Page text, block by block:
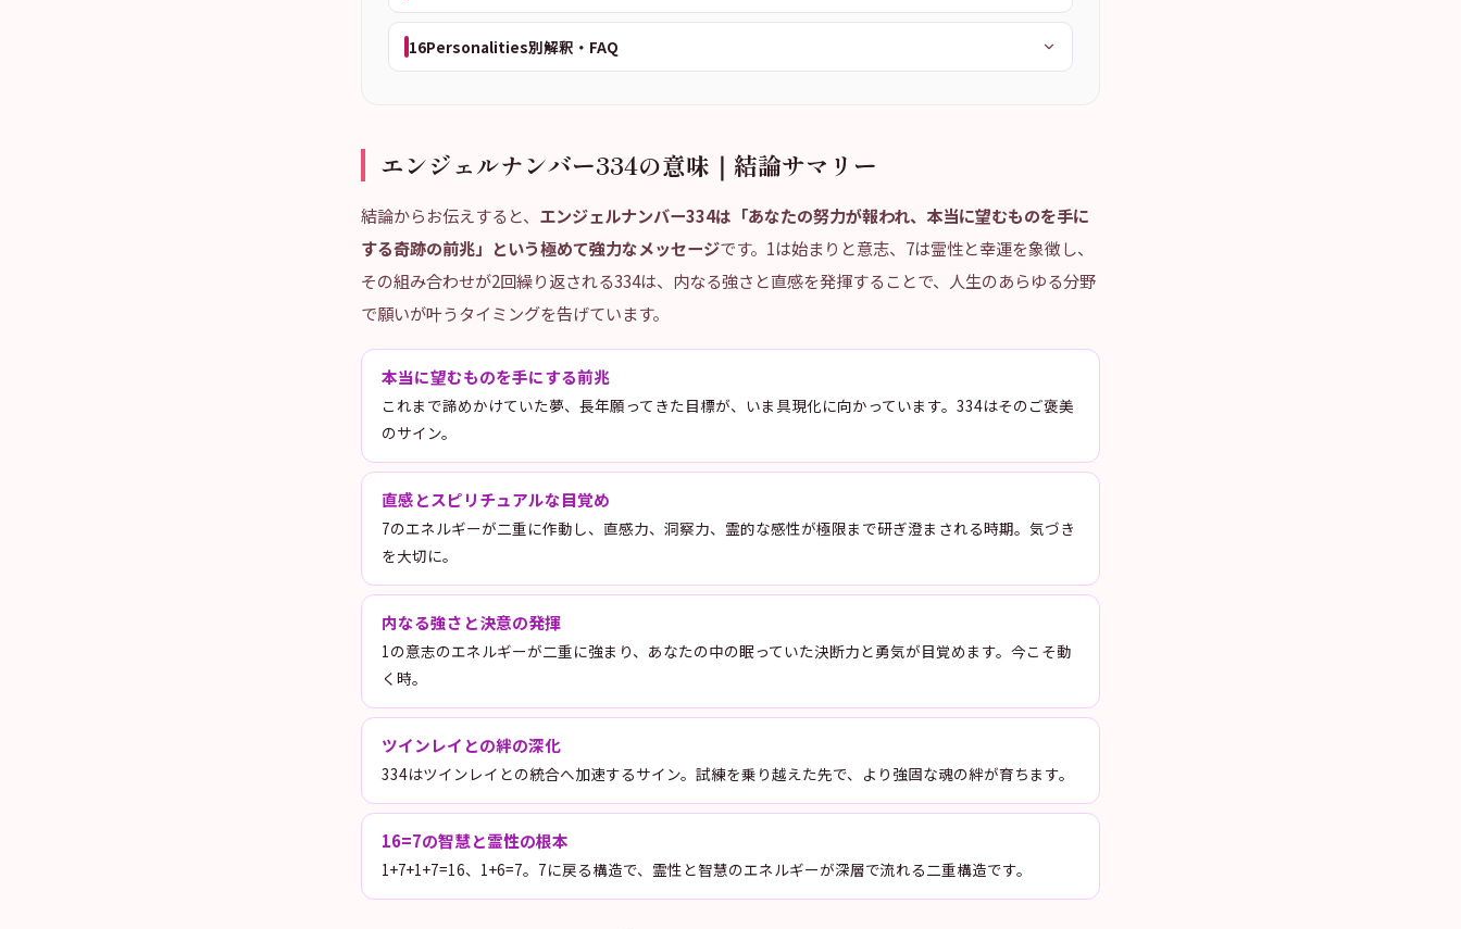
16Personalities別解釈・FAQ
エンジェルナンバー334の意味｜結論サマリー
結論からお伝えすると、 エンジェルナンバー334は「あなたの努力が報われ、本当に望むものを手に
する奇跡の前兆」という極めて強力なメッセージです。1は始まりと意志、7は霊性と幸運を象徴し、
その組み合わせが2回繰り返される334は、内なる強さと直感を発揮することで、人生のあらゆる分野
で願いが叶うタイミングを告げています。
本当に望むものを手にする前兆
これまで諦めかけていた夢、長年願ってきた目標が、いま具現化に向かっています。334はそのご褒美
のサイン。
直感とスピリチュアルな目覚め
7のエネルギーが二重に作動し、直感力、洞察力、霊的な感性が極限まで研ぎ澄まされる時期。気づき
を大切に。
内なる強さと決意の発揮
1の意志のエネルギーが二重に強まり、あなたの中の眠っていた決断力と勇気が目覚めます。今こそ動
く時。
ツインレイとの絆の深化
334はツインレイとの統合へ加速するサイン。試練を乗り越えた先で、より強固な魂の絆が育ちます。
16=7の智慧と霊性の根本
1+7+1+7=16、1+6=7。7に戻る構造で、霊性と智慧のエネルギーが深層で流れる二重構造です。